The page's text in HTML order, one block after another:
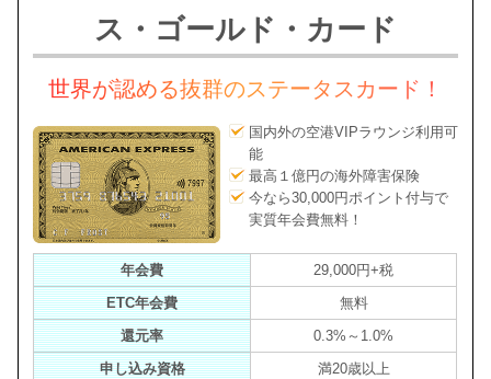
ス・ゴールド・カード
世界が認める抜群のステータスカード！
国内外の空港VIPラウンジ利用可
能
最高１億円の海外障害保険
今なら30,000円ポイント付与で
実質年会費無料！
年会費
29,000円+税
ETC年会費
無料
還元率
0.3%～1.0%
申し込み資格
満20歳以上